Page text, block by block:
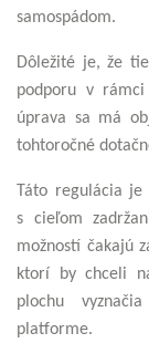
samospádom.
Dôležité je, že
podporu v rámci
úprava sa má
tohtoročné
Táto regulácia
s cieľom
možností čakajú
ktorí by chceli
plochu
platforme.